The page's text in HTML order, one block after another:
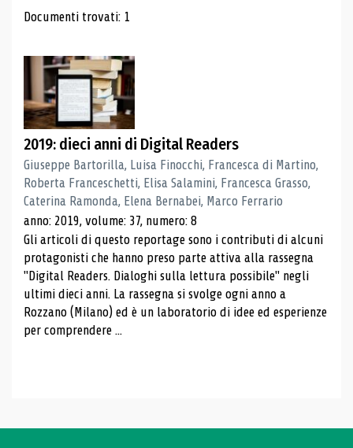
Risultati di ricerca
Documenti trovati: 1
2019: dieci anni di Digital Readers
Giuseppe Bartorilla, Luisa Finocchi, Francesca di Martino,
Roberta Franceschetti, Elisa Salamini, Francesca Grasso,
Caterina Ramonda, Elena Bernabei, Marco Ferrario
anno: 2019, volume: 37, numero: 8
Gli articoli di questo reportage sono i contributi di alcuni
protagonisti che hanno preso parte attiva alla rassegna
"Digital Readers. Dialoghi sulla lettura possibile" negli
ultimi dieci anni. La rassegna si svolge ogni anno a
Rozzano (Milano) ed è un laboratorio di idee ed esperienze
per comprendere ...